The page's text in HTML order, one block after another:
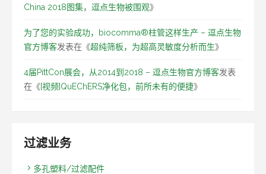
China 2018图集，逗点生物被围观》
为了您的实验成功，biocomma®柱管这样生产 – 逗点生物
官方博客发表在《超纯筛板，为超高灵敏度分析而生》
4届PittCon展会，从2014到2018 – 逗点生物官方博客发表
在《[视频]QuEChERS净化包，前所未有的便捷》
过滤业务
多孔塑料/过滤配件